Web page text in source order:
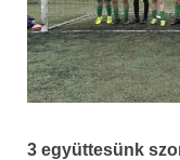
3 együttesünk